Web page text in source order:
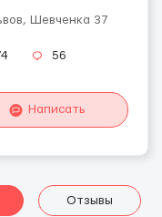
Шевченка 37
56
Написать
Отзывы